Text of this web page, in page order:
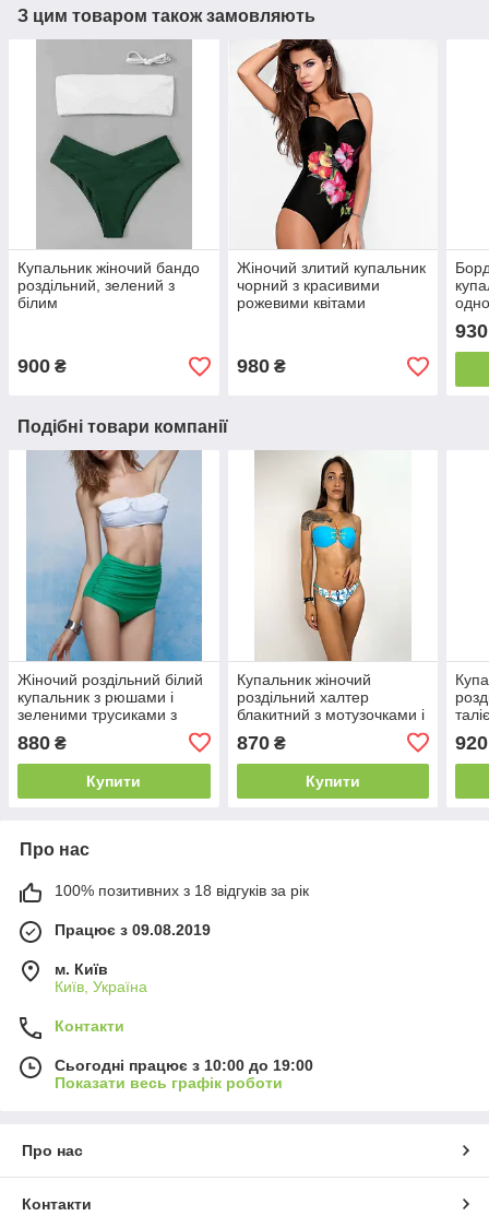
З цим товаром також замовляють
Купальник жіночий бандо
роздільний, зелений з
білим
900 ₴
Жіночий злитий купальник
чорний з красивими
рожевими квітами
980₴
930
Подібні товари компанії
Жіночий роздільний білий
купальник з рюшами і
зеленими трусиками з
880 ₴
Купити
Купальник жіночий
роздільний халтер
блакитний з мотузочками і
плавками в абстрактний
малюнок
870₴
Купити
920
Про нас
100% позитивних з 18 відгуків за рік
Працює з 09.08.2019
м. Київ
Київ, Україна
Контакти
Сьогодні працює з 10:00 до 19:00
Показати весь графік роботи
Про нас
Контакти